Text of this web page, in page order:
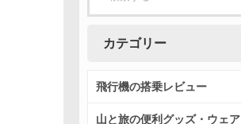
カテゴリー
飛行機の搭乗レビュー
山と旅の便利グッズ・ウェア